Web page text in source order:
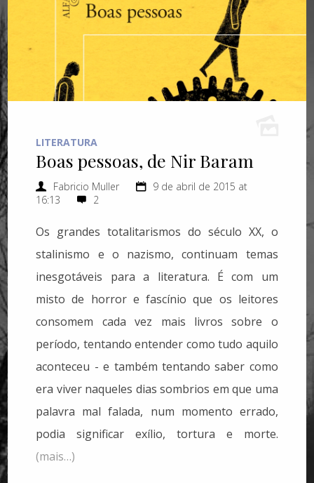
LITERATURA
Boas pessoas, de Nir Baram
Fabricio Muller
9 de abril de 2015 at
16:13
2
Os grandes totalitarismos do século XX, o
stalinismo e o nazismo, continuam temas
inesgotáveis para a literatura. É com um
misto de horror e fascínio que os leitores
consomem cada vez mais livros sobre o
período, tentando entender como tudo aquilo
aconteceu - e também tentando saber como
era viver naqueles dias sombrios em que uma
palavra mal falada, num momento errado,
podia significar exílio, tortura e morte.
(mais…)